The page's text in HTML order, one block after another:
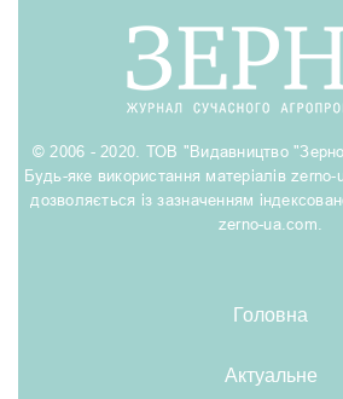
© 2006 - 2020. ТОВ "Видавництво
Будь-яке використання матеріалів
дозволяється із зазначенням
zerno-ua.com.
Головна
Актуальне